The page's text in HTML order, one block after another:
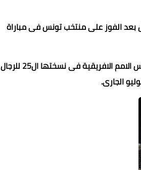
بعد الفوز على منتخب تونس فى مباراة
انتهت المباراة بفوز منتخبنا الوطنى المصرى بنتيجة 29 - 27 و التأهل الى نهائي بطولة كأس الامم الافريقية فى نسختها ال25 للرجال